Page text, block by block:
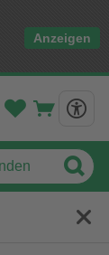
Anzeigen